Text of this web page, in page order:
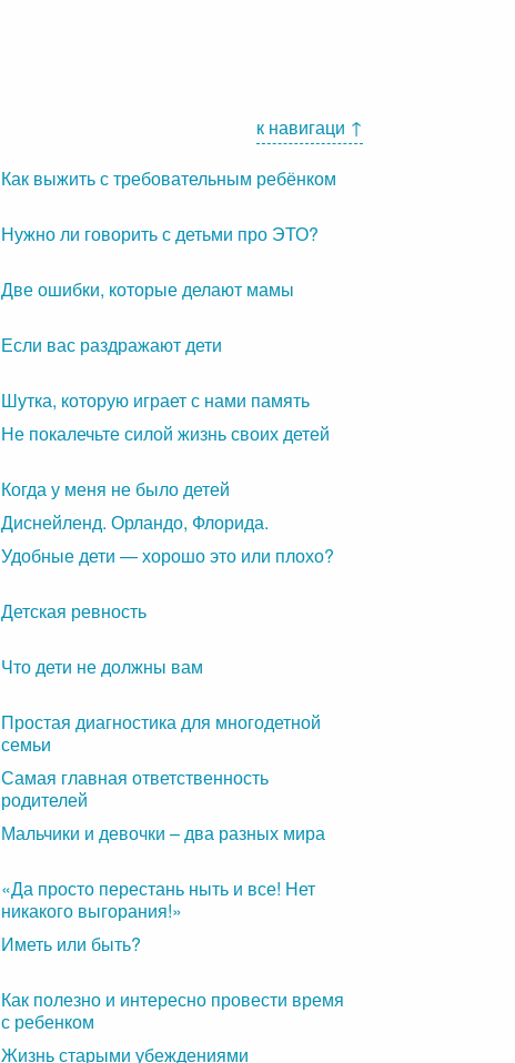
к навигаци ↑
Как выжить с требовательным ребёнком
Нужно ли говорить с детьми про ЭТО?
Две ошибки, которые делают мамы
Если вас раздражают дети
Шутка, которую играет с нами память
Не покалечьте силой жизнь своих детей
Когда у меня не было детей
Диснейленд. Орландо, Флорида.
Удобные дети — хорошо это или плохо?
Детская ревность
Что дети не должны вам
Простая диагностика для многодетной
семьи
Самая главная ответственность
родителей
Мальчики и девочки – два разных мира
«Да просто перестань ныть и все! Нет
никакого выгорания!»
Иметь или быть?
Как полезно и интересно провести время
с ребенком
Жизнь старыми убеждениями